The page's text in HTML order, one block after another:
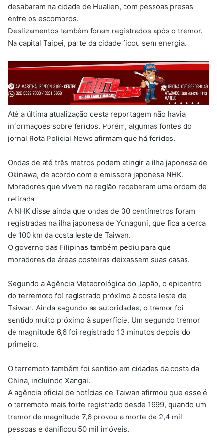
desabaram na cidade de Hualien, com pessoas presas
entre os escombros.
Deslizamentos também foram registrados após o tremor.
Na capital Taipei, parte da cidade ficou sem energia.
Até a última atualização desta reportagem não havia
informações sobre feridos. Porém, algumas fontes do
jornal Rota Policial News afirmam que há feridos.
Ondas de até três metros podem atingir a ilha japonesa de
Okinawa, de acordo com e emissora japonesa NHK.
Moradores que vivem na região receberam uma ordem de
retirada.
A NHK disse ainda que ondas de 30 centímetros foram
registradas na ilha japonesa de Yonaguni, que fica a cerca
de 100 km da costa leste de Taiwan.
O governo das Filipinas também pediu para que
moradores de áreas costeiras deixassem suas casas.
Segundo a Agência Meteorológica do Japão, o epicentro
do terremoto foi registrado próximo à costa leste de
Taiwan. Ainda segundo as autoridades, o tremor foi
sentido muito próximo à superfície. Um segundo tremor
de magnitude 6,6 foi registrado 13 minutos depois do
primeiro.
O terremoto também foi sentido em cidades da costa da
China, incluindo Xangai.
A agência oficial de notícias de Taiwan afirmou que esse é
o terremoto mais forte registrado desde 1999, quando um
tremor de magnitude 7,6 provou a morte de 2,4 mil
pessoas e danificou 50 mil imóveis.